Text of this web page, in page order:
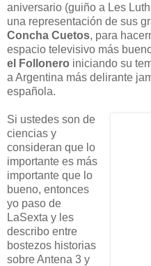
aniversario (guiño a Les
una representación de sus
Concha Cuetos, para
espacio televisivo más
el Follonero iniciando su
a Argentina más delirante
española.
Si ustedes son de
ciencias y
consideran que lo
importante es más
importante que lo
bueno, entonces
yo paso de
LaSexta y les
describo entre
bostezos historias
sobre Antena 3 y